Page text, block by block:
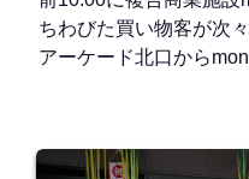
ちわびた買い物客が次
アーケード北口から